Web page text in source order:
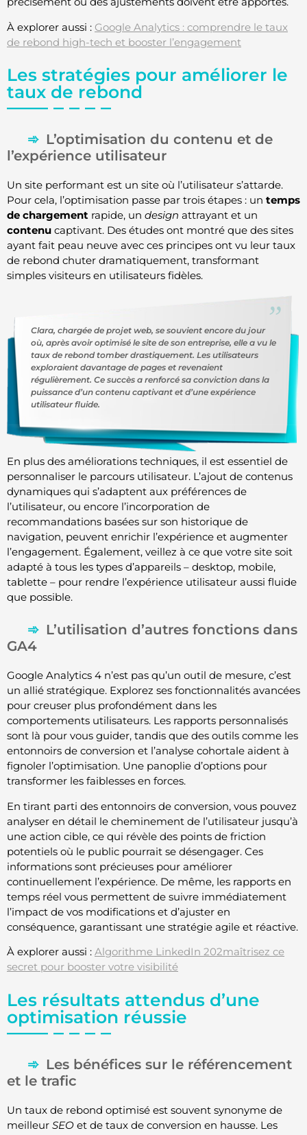
À explorer aussi : Google Analytics : comprendre le taux
de rebond high-tech et booster l’engagement
Les stratégies pour améliorer le
taux de rebond
L’optimisation du contenu et de
l’expérience utilisateur
Un site performant est un site où l’utilisateur s’attarde.
Pour cela, l’optimisation passe par trois étapes : un temps
de chargement rapide, un design attrayant et un
contenu captivant. Des études ont montré que des sites
ayant fait peau neuve avec ces principes ont vu leur taux
de rebond chuter dramatiquement, transformant
simples visiteurs en utilisateurs fidèles.
Clara, chargée de projet web, se souvient encore du jour
où, après avoir optimisé le site de son entreprise, elle a vu le
taux de rebond tomber drastiquement. Les utilisateurs
exploraient davantage de pages et revenaient
régulièrement. Ce succès a renforcé sa conviction dans la
puissance d’un contenu captivant et d’une expérience
utilisateur fluide.
En plus des améliorations techniques, il est essentiel de
personnaliser le parcours utilisateur. L’ajout de contenus
dynamiques qui s’adaptent aux préférences de
l’utilisateur, ou encore l’incorporation de
recommandations basées sur son historique de
navigation, peuvent enrichir l’expérience et augmenter
l’engagement. Également, veillez à ce que votre site soit
adapté à tous les types d’appareils – desktop, mobile,
tablette – pour rendre l’expérience utilisateur aussi fluide
que possible.
L’utilisation d’autres fonctions dans
GA4
Google Analytics 4 n’est pas qu’un outil de mesure, c’est
un allié stratégique. Explorez ses fonctionnalités avancées
pour creuser plus profondément dans les
comportements utilisateurs. Les rapports personnalisés
sont là pour vous guider, tandis que des outils comme les
entonnoirs de conversion et l’analyse cohortale aident à
fignoler l’optimisation. Une panoplie d’options pour
transformer les faiblesses en forces.
En tirant parti des entonnoirs de conversion, vous pouvez
analyser en détail le cheminement de l’utilisateur jusqu’à
une action cible, ce qui révèle des points de friction
potentiels où le public pourrait se désengager. Ces
informations sont précieuses pour améliorer
continuellement l’expérience. De même, les rapports en
temps réel vous permettent de suivre immédiatement
l’impact de vos modifications et d’ajuster en
conséquence, garantissant une stratégie agile et réactive.
À explorer aussi : Algorithme LinkedIn 202maîtrisez ce
secret pour booster votre visibilité
Les résultats attendus d’une
optimisation réussie
Les bénéfices sur le référencement
et le trafic
Un taux de rebond optimisé est souvent synonyme de
meilleur SEO et de taux de conversion en hausse. Les